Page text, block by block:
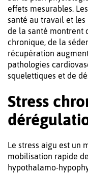
effets mesurables.
santé au travail et les
de la santé montrent
chronique, de la
récupération
pathologies
squelettiques et de
Stress
Le stress aigu est un
mobilisation rapide
hypothalamo-